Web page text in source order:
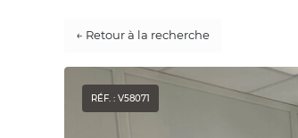
← Retour à la recherche
RÉF. : V58071